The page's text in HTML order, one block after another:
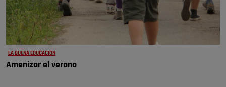
LA BUENA EDUCACIÓN
Amenizar el verano